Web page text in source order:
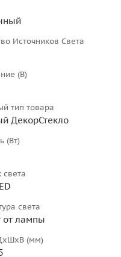
Источников Света
(В)
тип товара
ДекорСтекло
(Вт)
света
света
от лампы
(мм)